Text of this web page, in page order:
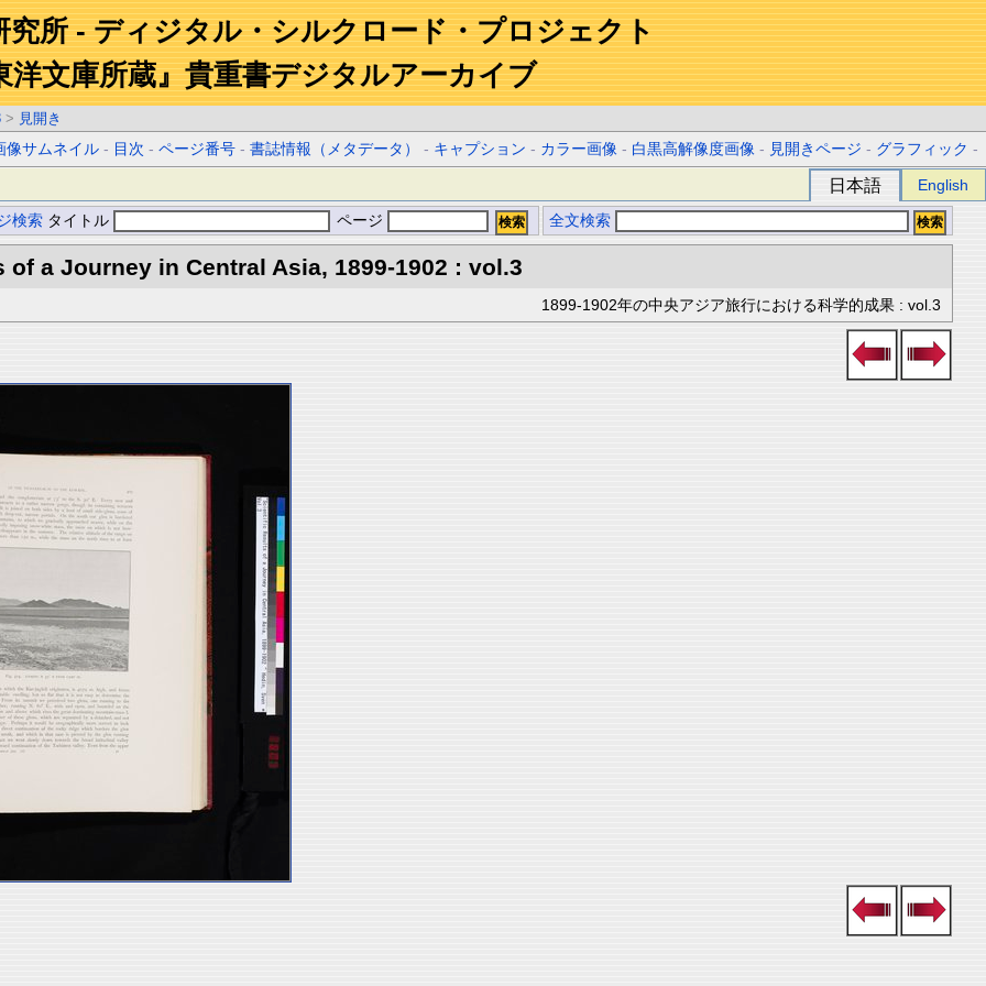
究所 - ディジタル・シルクロード・プロジェクト
洋文庫所蔵』貴重書デジタルアーカイブ
> 見開き
像サムネイル - 目次 -ページ番号 -書誌情報（メタデータ） - キャプション - カラー画像 - 白黒高解像度画像 - 見開きページ - グラフィック -
日本語 English
検索 タイトル ページ 全文検索
a Journey in Central Asia, 1899-1902 : vol.3
1899-1902年の中央アジア旅行における科学的成果 : vol.3